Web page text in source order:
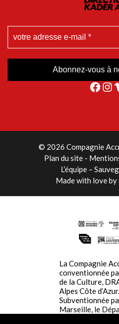
© 2026 Compagnie
Plan du site
L’équipe –
Made with love by
La Compagnie
conventionnée
de la Culture,
Alpes Côte d’Azur.
Subventionnée
Marseille, le